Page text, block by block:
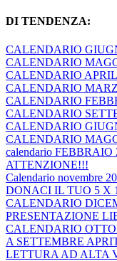
DI TENDENZA:
CALENDARIO
CALENDARIO
CALENDARIO
CALENDARIO
CALENDARIO
CALENDARIO
CALENDARIO
CALENDARIO
calendario FEBBRAIO
ATTENZIONE!!!
Calendario novembre
DONACI IL TUO 5 X
CALENDARIO
PRESENTAZIONE
CALENDARIO
A SETTEMBRE
LETTURA AD ALTA